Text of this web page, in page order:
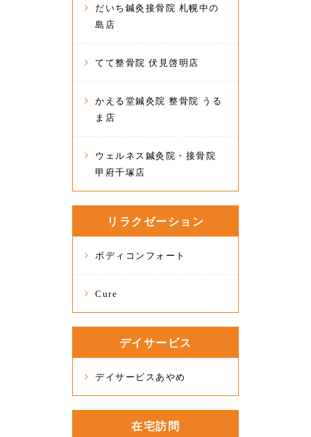
だいち鍼灸接骨院 札幌中の
島店
てて整骨院 伏見啓明店
かえる堂鍼灸院 整骨院 うる
ま店
ウェルネス鍼灸院・接骨院
甲府千塚店
リラクゼーション
ボディコンフォート
Cure
デイサービス
デイサービスあやめ
在宅訪問